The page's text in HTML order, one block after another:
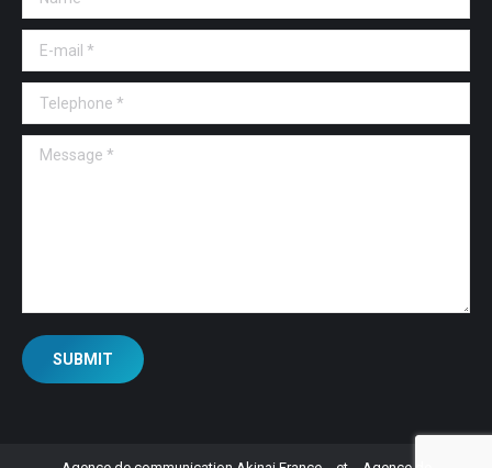
E-mail *
Telephone *
Message *
SUBMIT